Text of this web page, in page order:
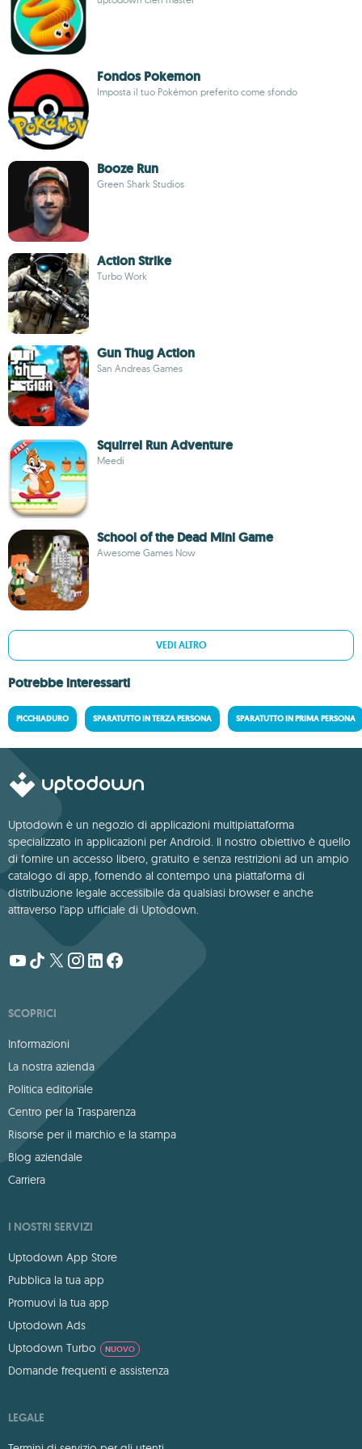
Fondos Pokemon
Imposta il tuo Pokémon preferito come sfondo
Booze Run
Green Shark Studios
Action Strike
Turbo Work
Gun Thug Action
San Andreas Games
Squirrel Run Adventure
Meedi
School of the Dead Mini Game
Awesome Games Now
VEDI ALTRO
Potrebbe interessarti
PICCHIADURO SPARATUTTO IN TERZA PERSONA SPARATUTTO IN PRIMA PERSONA
Uptodown è un negozio di applicazioni multipiattaforma
specializzato in applicazioni per Android. Il nostro obiettivo è quello
di fornire un accesso libero, gratuito e senza restrizioni ad un ampio
catalogo di app, fornendo al contempo una piattaforma di
distribuzione legale accessibile da qualsiasi browser e anche
attraverso l'app ufficiale di Uptodown.
SCOPRICI
Informazioni
La nostra azienda
Politica editoriale
Centro per la Trasparenza
Risorse per il marchio e la stampa
Blog aziendale
Carriera
I NOSTRI SERVIZI
Uptodown App Store
Pubblica la tua app
Promuovi la tua app
Uptodown Ads
Uptodown Turbo
NUOVO
Domande frequenti e assistenza
LEGALE